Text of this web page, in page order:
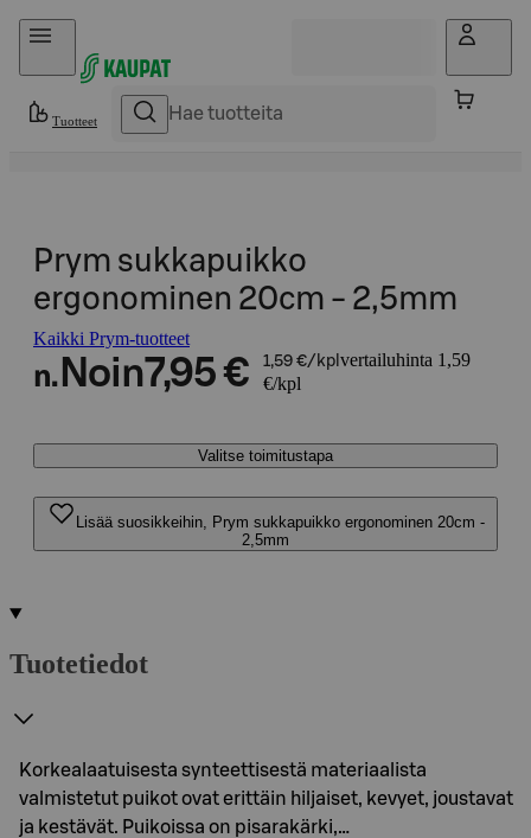
Hyppää sisältöön
Tuotteet
Prym sukkapuikko
ergonominen 20cm - 2,5mm
Kaikki Prym-tuotteet
n. Noin7,95 € 1,59 €/kpl vertailuhinta 1,59
€/kpl
Valitse toimitustapa
Lisää suosikkeihin, Prym sukkapuikko ergonominen 20cm -
2,5mm
Tuotetiedot
Korkealaatuisesta synteettisestä materiaalista
valmistetut puikot ovat erittäin hiljaiset, kevyet, joustavat
ja kestävät. Puikoissa on pisarakärki,…